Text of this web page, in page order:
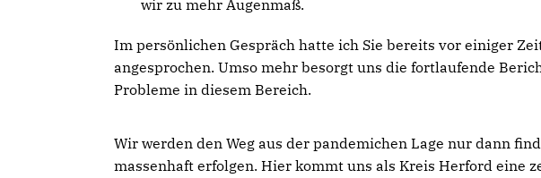
wir zu mehr Augenmaß.
Im persönlichen Gespräch hatte ich Sie bereits vor einiger
angesprochen. Umso mehr besorgt uns die fortlaufende
Probleme in diesem Bereich.
Wir werden den Weg aus der pandemichen Lage nur dann
massenhaft erfolgen. Hier kommt uns als Kreis Herford eine